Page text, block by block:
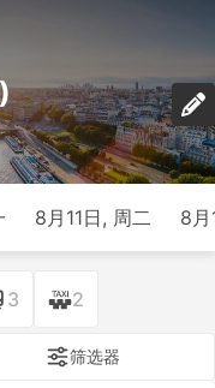
8月11日, 周二 8
3 2
筛选器